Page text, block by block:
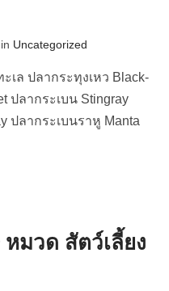
Uncategorized
ล ปลากระทุงเหว Black-
ปลากระเบน Stingray
ปลากระเบนราหู Manta
มวด สัตว์เลี้ยง